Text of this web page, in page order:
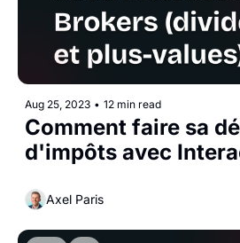
Aug 25, 2023 • 12 min read
Comment faire sa
d'impôts avec
values)
Axel Paris